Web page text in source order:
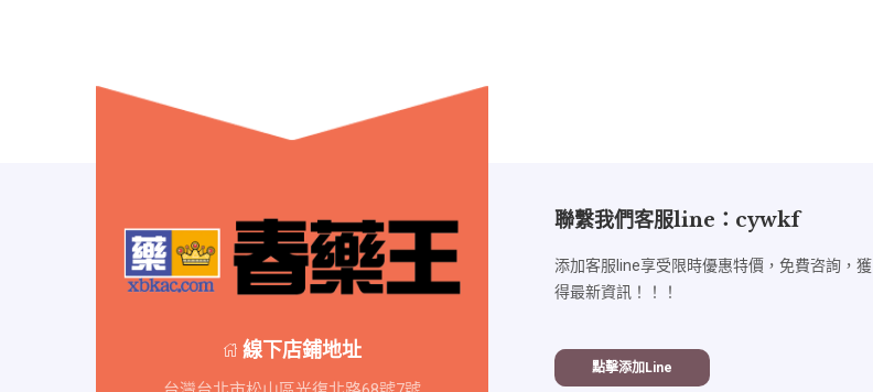
線下店鋪地址
聯繫我們客服line：cywkf
添加客服line享受限時優惠特價，免費咨詢，獲
得最新資訊！！！
點擊添加line